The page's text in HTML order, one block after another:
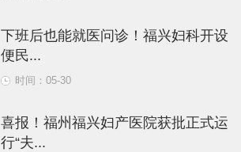
下班后也能就医问诊！福兴妇科开设
便民...
时间：05-30
喜报！福州福兴妇产医院获批正式运
行“夫...